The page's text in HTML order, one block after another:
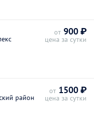
от 900 ₽
цена за сутки
район
от 1500 ₽
цена за сутки